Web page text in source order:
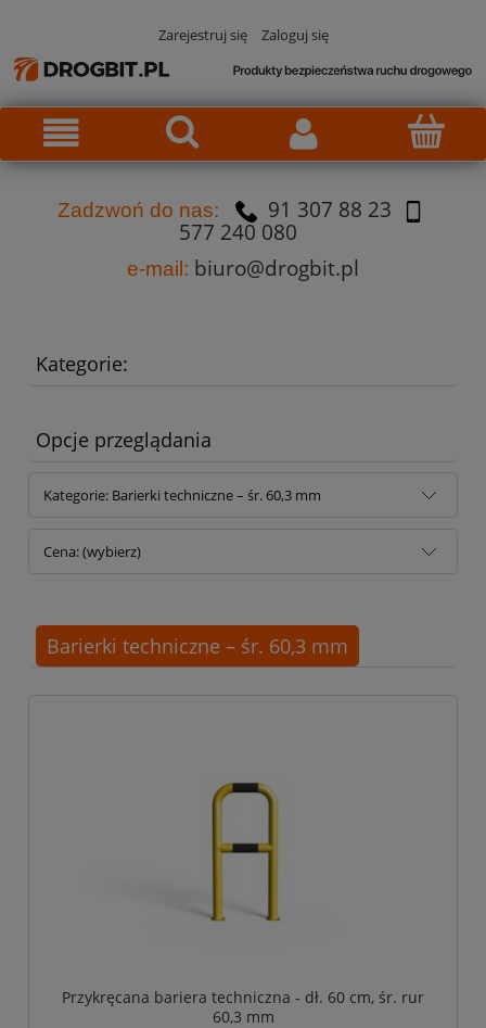
Zarejestruj się Zaloguj się
Zadzwoń do nas:
91 307 88 23
577 240 080
e-mail: biuro@drogbit.pl
Kategorie:
Opcje przeglądania
Kategorie: Barierki techniczne – śr. 60,3 mm
Cena: (wybierz)
Barierki techniczne – śr. 60,3 mm
Przykręcana bariera techniczna - dł. 60 cm, śr. rur
60,3 mm